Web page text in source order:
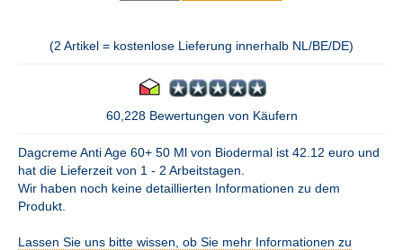
(2 Artikel = kostenlose Lieferung innerhalb NL/BE/DE)
60,228 Bewertungen von Käufern
Dagcreme Anti Age 60+ 50 Ml von Biodermal ist 42.12 euro und
hat die Lieferzeit von 1 - 2 Arbeitstagen.
Wir haben noch keine detaillierten Informationen zu dem
Produkt.
Lassen Sie uns bitte wissen, ob Sie mehr Informationen zu